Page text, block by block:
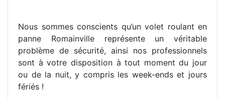
Nous sommes conscients qu’un volet roulant en
panne Romainville représente un véritable
problème de sécurité, ainsi nos professionnels
sont à votre disposition à tout moment du jour
ou de la nuit, y compris les week-ends et jours
fériés !